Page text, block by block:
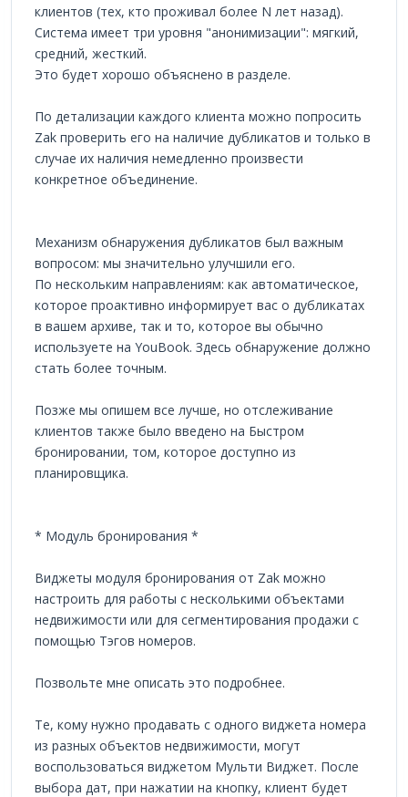
клиентов (тех, кто проживал более N лет назад).
Система имеет три уровня "анонимизации": мягкий,
средний, жесткий.
Это будет хорошо объяснено в разделе.
По детализации каждого клиента можно попросить
Zak проверить его на наличие дубликатов и только в
случае их наличия немедленно произвести
конкретное объединение.
Механизм обнаружения дубликатов был важным
вопросом: мы значительно улучшили его.
По нескольким направлениям: как автоматическое,
которое проактивно информирует вас о дубликатах
в вашем архиве, так и то, которое вы обычно
используете на YouBook. Здесь обнаружение должно
стать более точным.
Позже мы опишем все лучше, но отслеживание
клиентов также было введено на Быстром
бронировании, том, которое доступно из
планировщика.
* Модуль бронирования *
Виджеты модуля бронирования от Zak можно
настроить для работы с несколькими объектами
недвижимости или для сегментирования продажи с
помощью Тэгов номеров.
Позвольте мне описать это подробнее.
Те, кому нужно продавать с одного виджета номера
из разных объектов недвижимости, могут
воспользоваться виджетом Мульти Виджет. После
выбора дат, при нажатии на кнопку, клиент будет